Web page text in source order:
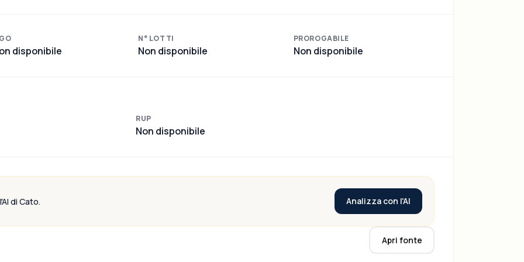
disponibile
N° LOTTI
Non disponibile
PROROGABILE
Non disponibile
RUP
Non disponibile
di Cato. Analizza con l'AI
Apri fonte